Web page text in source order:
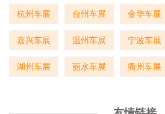
杭州车展 台州车展 金华车展
嘉兴车展 温州车展 宁波车展
湖州车展 丽水车展 衢州车展